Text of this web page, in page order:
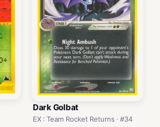
Dark Golbat
EX : Team Rocket Returns · #34